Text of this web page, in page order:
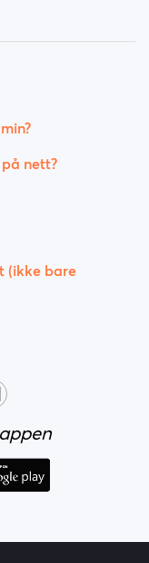
nett?
(ikke bare